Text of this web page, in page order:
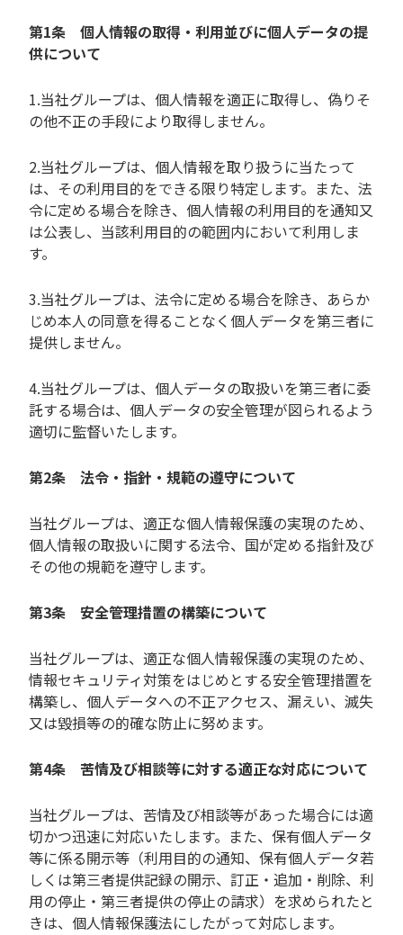
第1条 個人情報の取得・利用並びに個人データの提
供について
1.当社グループは、個人情報を適正に取得し、偽りそ
の他不正の手段により取得しません。
2.当社グループは、個人情報を取り扱うに当たって
は、その利用目的をできる限り特定します。また、法
令に定める場合を除き、個人情報の利用目的を通知又
は公表し、当該利用目的の範囲内において利用しま
す。
3.当社グループは、法令に定める場合を除き、あらか
じめ本人の同意を得ることなく個人データを第三者に
提供しません。
4.当社グループは、個人データの取扱いを第三者に委
託する場合は、個人データの安全管理が図られるよう
適切に監督いたします。
第2条 法令・指針・規範の遵守について
当社グループは、適正な個人情報保護の実現のため、
個人情報の取扱いに関する法令、国が定める指針及び
その他の規範を遵守します。
第3条 安全管理措置の構築について
当社グループは、適正な個人情報保護の実現のため、
情報セキュリティ対策をはじめとする安全管理措置を
構築し、個人データへの不正アクセス、漏えい、滅失
又は毀損等の的確な防止に努めます。
第4条 苦情及び相談等に対する適正な対応について
当社グループは、苦情及び相談等があった場合には適
切かつ迅速に対応いたします。また、保有個人データ
等に係る開示等（利用目的の通知、保有個人データ若
しくは第三者提供記録の開示、訂正・追加・削除、利
用の停止・第三者提供の停止の請求）を求められたと
きは、個人情報保護法にしたがって対応します。